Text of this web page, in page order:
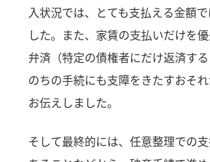
入状況では、とても支払える金額
した。また、家賃の支払いだけを
弁済（特定の債権者にだけ返済する
のちの手続にも支障をきたすおそ
お伝えしました。
そして最終的には、任意整理での